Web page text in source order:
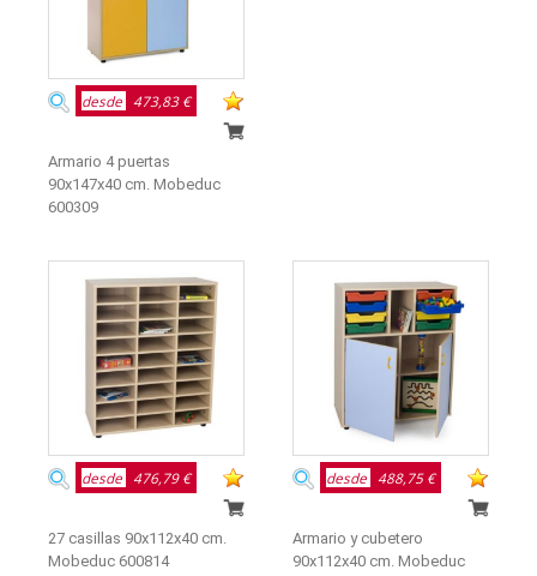
desde 473,83 €
Armario 4 puertas
90x147x40 cm. Mobeduc
600309
desde 476,79 €
27 casillas 90x112x40 cm.
Mobeduc 600814
desde 488,75 €
Armario y cubetero
90x112x40 cm. Mobeduc